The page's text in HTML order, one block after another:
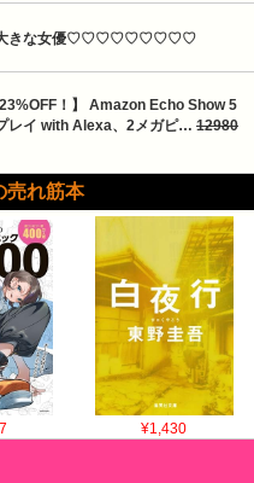
が大きな女優♡♡♡♡♡♡♡♡♡
！】 Amazon Echo Show 5
レイ with Alexa、2メガピ… 12980
売れ筋本
¥1,430